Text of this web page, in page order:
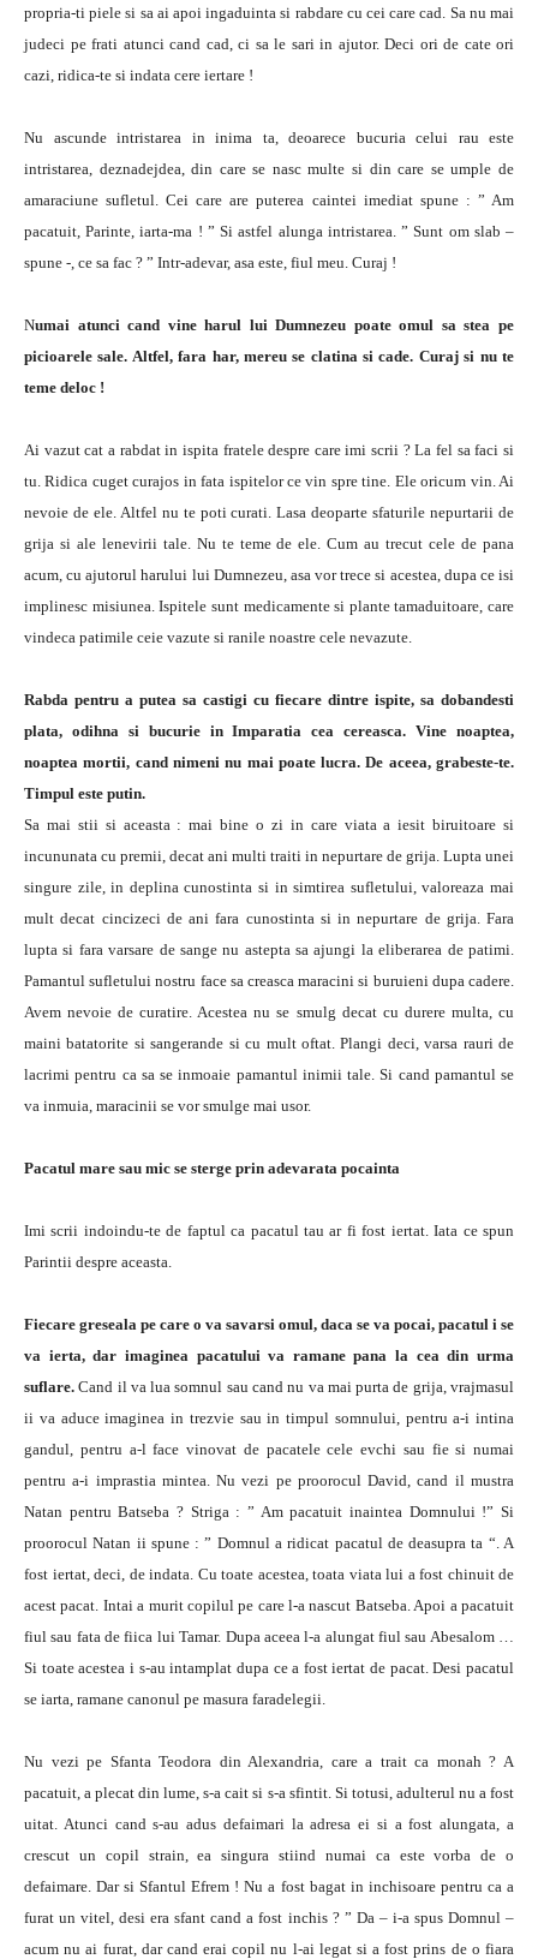
propria-ti piele si sa ai apoi ingaduinta si rabdare cu cei care cad. Sa nu mai
judeci pe frati atunci cand cad, ci sa le sari in ajutor. Deci ori de cate ori
cazi, ridica-te si indata cere iertare !
Nu ascunde intristarea in inima ta, deoarece bucuria celui rau este
intristarea, deznadejdea, din care se nasc multe si din care se umple de
amaraciune sufletul. Cei care are puterea caintei imediat spune : ” Am
pacatuit, Parinte, iarta-ma ! ” Si astfel alunga intristarea. ” Sunt om slab –
spune -, ce sa fac ? ” Intr-adevar, asa este, fiul meu. Curaj !
Numai atunci cand vine harul lui Dumnezeu poate omul sa stea pe
picioarele sale. Altfel, fara har, mereu se clatina si cade. Curaj si nu te
teme deloc !
Ai vazut cat a rabdat in ispita fratele despre care imi scrii ? La fel sa faci si
tu. Ridica cuget curajos in fata ispitelor ce vin spre tine. Ele oricum vin. Ai
nevoie de ele. Altfel nu te poti curati. Lasa deoparte sfaturile nepurtarii de
grija si ale lenevirii tale. Nu te teme de ele. Cum au trecut cele de pana
acum, cu ajutorul harului lui Dumnezeu, asa vor trece si acestea, dupa ce isi
implinesc misiunea. Ispitele sunt medicamente si plante tamaduitoare, care
vindeca patimile ceie vazute si ranile noastre cele nevazute.
Rabda pentru a putea sa castigi cu fiecare dintre ispite, sa dobandesti
plata, odihna si bucurie in Imparatia cea cereasca. Vine noaptea,
noaptea mortii, cand nimeni nu mai poate lucra. De aceea, grabeste-te.
Timpul este putin.
Sa mai stii si aceasta : mai bine o zi in care viata a iesit biruitoare si
incununata cu premii, decat ani multi traiti in nepurtare de grija. Lupta unei
singure zile, in deplina cunostinta si in simtirea sufletului, valoreaza mai
mult decat cincizeci de ani fara cunostinta si in nepurtare de grija. Fara
lupta si fara varsare de sange nu astepta sa ajungi la eliberarea de patimi.
Pamantul sufletului nostru face sa creasca maracini si buruieni dupa cadere.
Avem nevoie de curatire. Acestea nu se smulg decat cu durere multa, cu
maini batatorite si sangerande si cu mult oftat. Plangi deci, varsa rauri de
lacrimi pentru ca sa se inmoaie pamantul inimii tale. Si cand pamantul se
va inmuia, maracinii se vor smulge mai usor.
Pacatul mare sau mic se sterge prin adevarata pocainta
Imi scrii indoindu-te de faptul ca pacatul tau ar fi fost iertat. Iata ce spun
Parintii despre aceasta.
Fiecare greseala pe care o va savarsi omul, daca se va pocai, pacatul i se
va ierta, dar imaginea pacatului va ramane pana la cea din urma
suflare. Cand il va lua somnul sau cand nu va mai purta de grija, vrajmasul
ii va aduce imaginea in trezvie sau in timpul somnului, pentru a-i intina
gandul, pentru a-l face vinovat de pacatele cele evchi sau fie si numai
pentru a-i imprastia mintea. Nu vezi pe proorocul David, cand il mustra
Natan pentru Batseba ? Striga : ” Am pacatuit inaintea Domnului !” Si
proorocul Natan ii spune : ” Domnul a ridicat pacatul de deasupra ta “. A
fost iertat, deci, de indata. Cu toate acestea, toata viata lui a fost chinuit de
acest pacat. Intai a murit copilul pe care l-a nascut Batseba. Apoi a pacatuit
fiul sau fata de fiica lui Tamar. Dupa aceea l-a alungat fiul sau Abesalom …
Si toate acestea i s-au intamplat dupa ce a fost iertat de pacat. Desi pacatul
se iarta, ramane canonul pe masura faradelegii.
Nu vezi pe Sfanta Teodora din Alexandria, care a trait ca monah ? A
pacatuit, a plecat din lume, s-a cait si s-a sfintit. Si totusi, adulterul nu a fost
uitat. Atunci cand s-au adus defaimari la adresa ei si a fost alungata, a
crescut un copil strain, ea singura stiind numai ca este vorba de o
defaimare. Dar si Sfantul Efrem ! Nu a fost bagat in inchisoare pentru ca a
furat un vitel, desi era sfant cand a fost inchis ? ” Da – i-a spus Domnul –
acum nu ai furat, dar cand erai copil nu l-ai legat si a fost prins de o fiara